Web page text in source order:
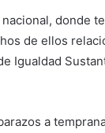
donde
de ellos
Igualdad
a